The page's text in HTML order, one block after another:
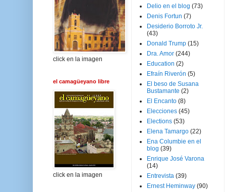
click en la imagen
el camagüeyano libre
click en la imagen
Delio en el blog (73)
Denis Fortun (7)
Desiderio Borroto Jr.
(43)
Donald Trump (15)
Dra. Amor (244)
Education (2)
Efraín Riverón (5)
El beso de Susana
Bustamante (2)
El Encanto (8)
Elecciones (45)
Elections (53)
Elena Tamargo (22)
Ena Columbie en el
blog (39)
Enrique José Varona
(14)
Entrevista (39)
Ernest Heminway (90)